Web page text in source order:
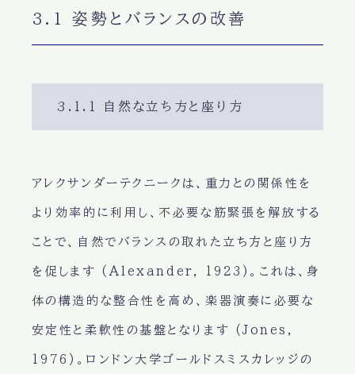
3.1 姿勢とバランスの改善
3.1.1 自然な立ち方と座り方
アレクサンダーテクニークは、重力との関係性を
より効率的に利用し、不必要な筋緊張を解放する
ことで、自然でバランスの取れた立ち方と座り方
を促します (Alexander, 1923)。これは、身
体の構造的な整合性を高め、楽器演奏に必要な
安定性と柔軟性の基盤となります (Jones,
1976)。ロンドン大学ゴールドスミスカレッジの